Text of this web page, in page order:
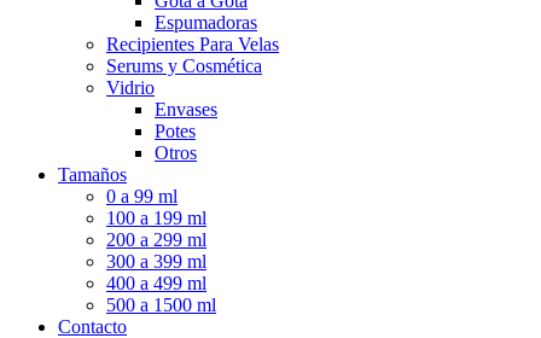
Espumadoras
Recipientes Para Velas
Serums y Cosmética
Vidrio
Envases
Potes
Otros
Tamaños
0 a 99 ml
100 a 199 ml
200 a 299 ml
300 a 399 ml
400 a 499 ml
500 a 1500 ml
Contacto